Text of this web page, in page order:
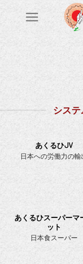
content
シス
あくるひJV
日本への労働力の輸
あくるひスーパーマ
ット
日本食スーパー